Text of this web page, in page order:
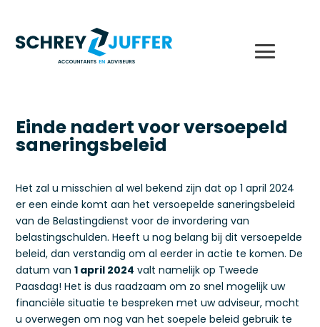
Einde nadert voor versoepeld
saneringsbeleid
Het zal u misschien al wel bekend zijn dat op 1 april 2024
er een einde komt aan het versoepelde saneringsbeleid
van de Belastingdienst voor de invordering van
belastingschulden. Heeft u nog belang bij dit versoepelde
beleid, dan verstandig om al eerder in actie te komen. De
datum van1 april 2024 valt namelijk op Tweede
Paasdag! Het is dus raadzaam om zo snel mogelijk uw
financiële situatie te bespreken met uw adviseur, mocht
u overwegen om nog van het soepele beleid gebruik te